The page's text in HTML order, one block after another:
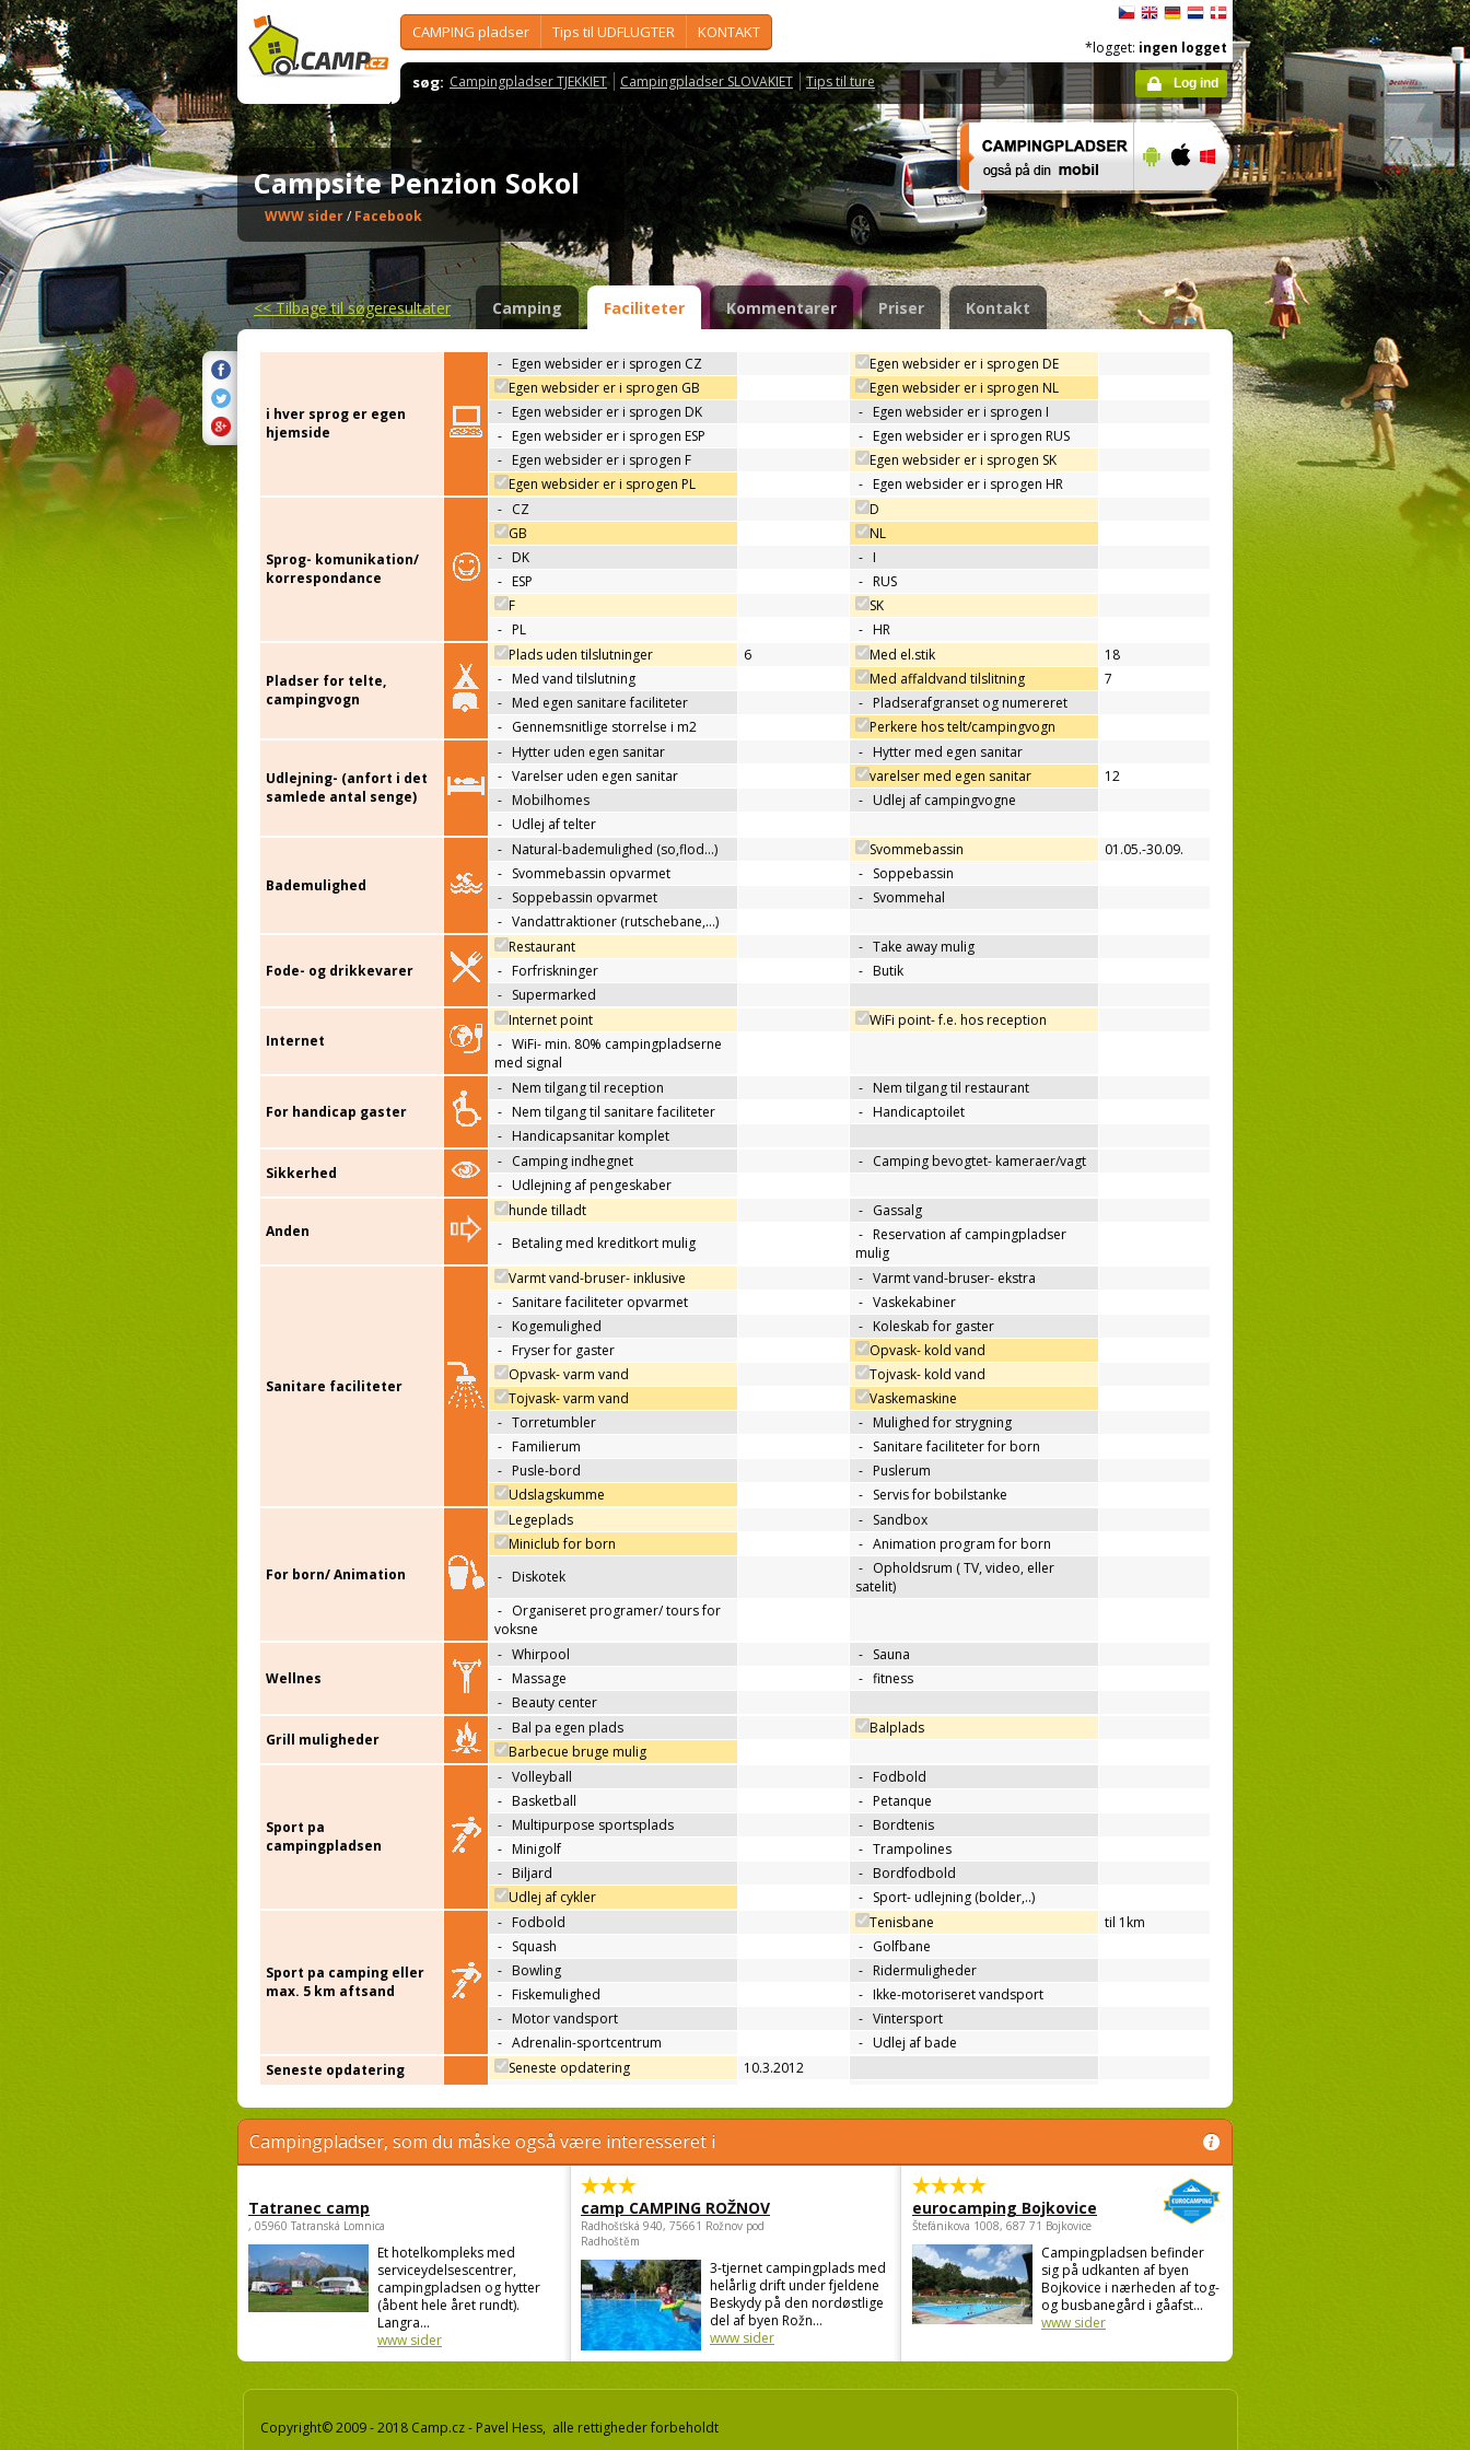
CAMPING pladser Tips til UDFLUGTER KONTAKT
søg: Campingpladser TJEKKIET Campingpladser SLOVAKIET Tips til ture
*logget: ingen logget
Log ind
Campsite Penzion Sokol
WWW sider/Facebook
<<Tilbage til søgeresultater Camping Faciliteter Kommentarer Priser Kontakt
i hver sprog er egen
hjemside
- Egen websider er i sprogen CZ
Egen websider er i sprogen DE
Egen websider er i sprogen GB
Egen websider er i sprogen NL
- Egen websider er i sprogen DK - Egen websider er i sprogen I
- Egen websider er i sprogen ESP - Egen websider er i sprogen RUS
- Egen websider er i sprogen F
Egen websider er i sprogen SK
Egen websider er i sprogen PL
- Egen websider er i sprogen HR
Sprog- komunikation/
korrespondance
- CZ
D
GB
NL
- DK - I
- ESP - RUS
F
SK
- PL - HR
Pladser for telte,
campingvogn
Plads uden tilslutninger 6 Med el.stik
18
- Med vand tilslutning Med affaldvand tilslitning
7
- Med egen sanitare faciliteter - Pladserafgranset og numereret
- Gennemsnitlige storrelse i m2 Perkere hos telt/campingvogn
Udlejning- (anfort i det
samlede antal senge)
- Hytter uden egen sanitar - Hytter med egen sanitar
- Varelser uden egen sanitar varelser med egen sanitar
12
- Mobilhomes - Udlej af campingvogne
- Udlej af telter
Bademulighed
- Natural-bademulighed (so,flod...) Svommebassin
01.05.-30.09.
- Svommebassin opvarmet - Soppebassin
- Soppebassin opvarmet - Svommehal
- Vandattraktioner (rutschebane,…)
Fode- og drikkevarer
Restaurant - Take away mulig
- Forfriskninger - Butik
- Supermarked
Internet
Internet point
WiFi point- f.e. hos reception
- WiFi- min. 80% campingpladserne
med signal
For handicap gaster
- Nem tilgang til reception - Nem tilgang til restaurant
- Nem tilgang til sanitare faciliteter - Handicaptoilet
- Handicapsanitar komplet
Sikkerhed
- Camping indhegnet - Camping bevogtet- kameraer/vagt
- Udlejning af pengeskaber
Anden
hunde tilladt - Gassalg
- Betaling med kreditkort mulig - Reservation af campingpladser
mulig
Sanitare faciliteter
Varmt vand-bruser- inklusive - Varmt vand-bruser- ekstra
- Sanitare faciliteter opvarmet - Vaskekabiner
- Kogemulighed - Koleskab for gaster
- Fryser for gaster
Opvask- kold vand
Opvask- varm vand
Tojvask- kold vand
Tojvask- varm vand
Vaskemaskine
- Torretumbler - Mulighed for strygning
- Familierum - Sanitare faciliteter for born
- Pusle-bord - Puslerum
Udslagskumme
- Servis for bobilstanke
For born/ Animation
Legeplads - Sandbox
Miniclub for born
- Animation program for born
- Diskotek - Opholdsrum ( TV, video, eller
satelit)
- Organiseret programer/ tours for
voksne
Wellnes
- Whirpool - Sauna
- Massage - fitness
- Beauty center
Grill muligheder
- Bal pa egen plads
Balplads
Barbecue bruge mulig
Sport pa
campingpladsen
- Volleyball - Fodbold
- Basketball - Petanque
- Multipurpose sportsplads - Bordtenis
- Minigolf - Trampolines
- Biljard - Bordfodbold
Udlej af cykler
- Sport- udlejning (bolder,..)
Sport pa camping eller
max. 5 km aftsand
- Fodbold Tenisbane
til 1km
- Squash - Golfbane
- Bowling - Ridermuligheder
- Fiskemulighed - Ikke-motoriseret vandsport
- Motor vandsport - Vintersport
- Adrenalin-sportcentrum - Udlej af bade
Seneste opdatering
Seneste opdatering 10.3.2012
Campingpladser, som du måske også være interesseret i
Tatranec camp
, 05960 Tatranská Lomnica
Et hotelkompleks med
serviceydelsescentrer,
campingpladsen og hytter
(åbent hele året rundt).
Langra...
www sider
camp CAMPING ROŽNOV
Radhošťská 940, 75661 Rožnov pod
Radhoštěm
3-tjernet campingplads med
helårlig drift under fjeldene
Beskydy på den nordøstlige
del af byen Rožn...
www sider
eurocamping Bojkovice
Štefánikova 1008, 687 71 Bojkovice
Campingpladsen befinder
sig på udkanten af byen
Bojkovice i nærheden af tog-
og busbanegård i gåafst...
www sider
Copyright© 2009 - 2018 Camp.cz - Pavel Hess, alle rettigheder forbeholdt